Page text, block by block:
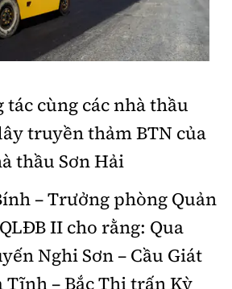
tác cùng các nhà thầu
truyền thảm BTN của
thầu Sơn Hải
– Trưởng phòng Quản
II cho rằng: Qua
Nghi Sơn – Cầu Giát
Tĩnh – Bắc Thị trấn Kỳ